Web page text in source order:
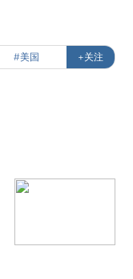
#美国 +关注